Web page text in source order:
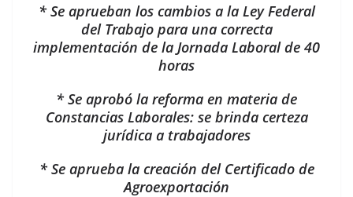
* Se aprueban los cambios a la Ley Federal
del Trabajo para una correcta
implementación de la Jornada Laboral de 40
horas
* Se aprobó la reforma en materia de
Constancias Laborales: se brinda certeza
jurídica a trabajadores
* Se aprueba la creación del Certificado de
Agroexportación